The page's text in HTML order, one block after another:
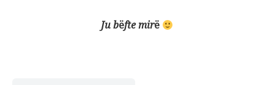
Ju bëfte mirë